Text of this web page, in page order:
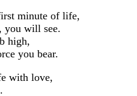
minute of life,
you will see.
high,
you bear.
with love,